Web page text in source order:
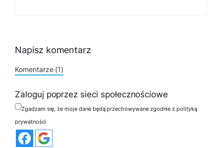
Napisz komentarz
Komentarze (1)
Zaloguj poprzez sieci społecznościowe
Zgadzam się, że moje dane będą przechowywane zgodnie z polityką
prywatności